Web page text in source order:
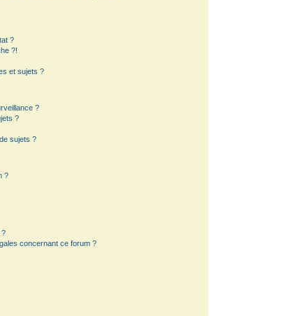
?
?!
et sujets ?
?
?
sujets ?
?
?
concernant ce forum ?